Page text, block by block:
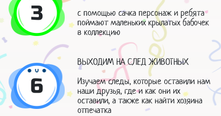
3
с помощью сачка персонаж и ребята
поймают маленьких крылатых бабочек
в коллекцию
6
ВЫХОДИМ НА СЛЕД ЖИВОТНЫХ
Изучаем следы, которые оставили нам
наши друзья, где и как они их
оставили, а также как найти хозяина
отпечатка